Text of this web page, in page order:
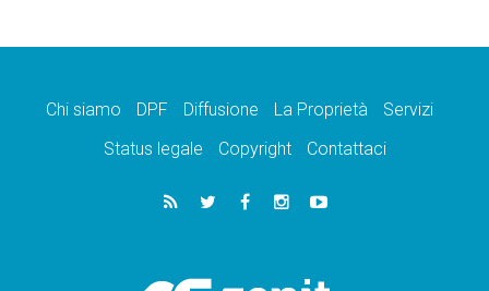
Chi siamo DPF Diffusione La Proprietà
Servizi
Status legale
Copyright Contattaci